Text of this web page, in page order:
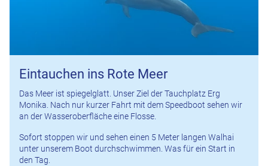
Eintauchen ins Rote Meer
Das Meer ist spiegelglatt. Unser Ziel der Tauchplatz Erg
Monika. Nach nur kurzer Fahrt mit dem Speedboot sehen wir
an der Wasseroberfläche eine Flosse.
Sofort stoppen wir und sehen einen 5 Meter langen Walhai
unter unserem Boot durchschwimmen. Was für ein Start in
den Tag.